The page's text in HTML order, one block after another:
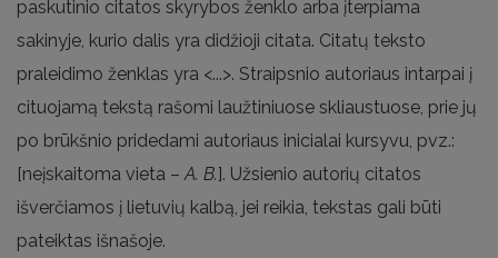
paskutinio citatos skyrybos ženklo arba įterpiama
sakinyje, kurio dalis yra didžioji citata. Citatų teksto
praleidimo ženklas yra <...>. Straipsnio autoriaus intarpai į
cituojamą tekstą rašomi laužtiniuose skliaustuose, prie jų
po brūkšnio pridedami autoriaus inicialai kursyvu, pvz.:
[neįskaitoma vieta – A. B.]. Užsienio autorių citatos
išverčiamos į lietuvių kalbą, jei reikia, tekstas gali būti
pateiktas išnašoje.